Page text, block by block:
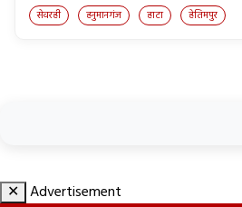
सेवरही
हनुमानगंज हाटा हेतिमपुर
✕ Advertisement